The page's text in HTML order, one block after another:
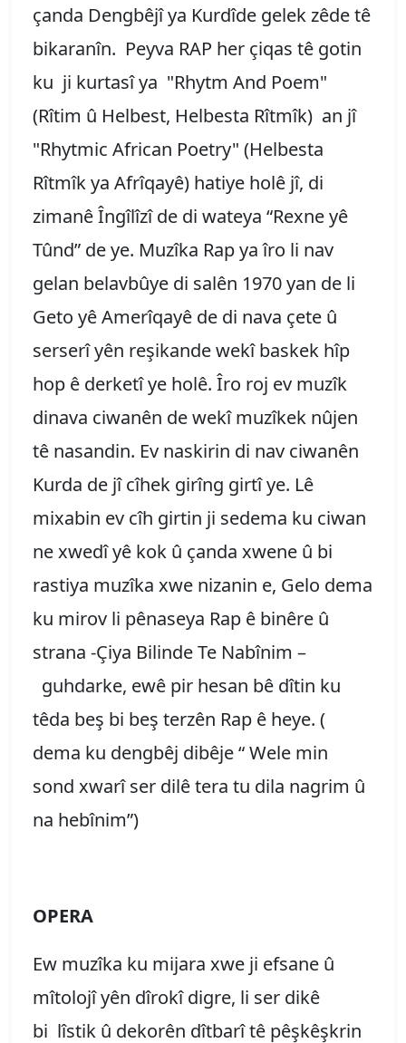
çanda Dengbêjî ya Kurdîde gelek zêde tê
bikaranîn. Peyva RAP her çiqas tê gotin
ku ji kurtasî ya "Rhytm And Poem"
(Rîtim û Helbest, Helbesta Rîtmîk) an jî
"Rhytmic African Poetry" (Helbesta
Rîtmîk ya Afrîqayê) hatiye holê jî, di
zimanê Îngîlîzî de di wateya “Rexne yê
Tûnd” de ye. Muzîka Rap ya îro li nav
gelan belavbûye di salên 1970 yan de li
Geto yê Amerîqayê de di nava çete û
serserî yên reşikande wekî baskek hîp
hop ê derketî ye holê. Îro roj ev muzîk
dinava ciwanên de wekî muzîkek nûjen
tê nasandin. Ev naskirin di nav ciwanên
Kurda de jî cîhek girîng girtî ye. Lê
mixabin ev cîh girtin ji sedema ku ciwan
ne xwedî yê kok û çanda xwene û bi
rastiya muzîka xwe nizanin e, Gelo dema
ku mirov li pênaseya Rap ê binêre û
strana -Çiya Bilinde Te Nabînim –
guhdarke, ewê pir hesan bê dîtin ku
têda beş bi beş terzên Rap ê heye. (
dema ku dengbêj dibêje “ Wele min
sond xwarî ser dilê tera tu dila nagrim û
na hebînim”)
OPERA
Ew muzîka ku mijara xwe ji efsane û
mîtolojî yên dîrokî digre, li ser dikê
bi lîstik û dekorên dîtbarî tê pêşkêşkrin